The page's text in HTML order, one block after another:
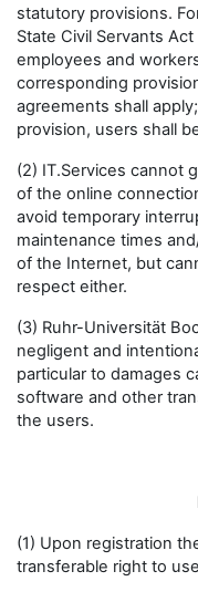
statutory provisions.
State Civil Servants
employees and
corresponding
agreements shall
provision, users shall
(2) IT.Services cannot
of the online
avoid temporary
maintenance times
of the Internet, but
respect either.
(3) Ruhr-Universität
negligent and
particular to damages
software and other
the users.
(1) Upon registration
transferable right to